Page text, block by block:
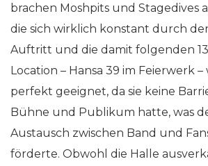
brachen Moshpits und Stagedives
die sich wirklich konstant durch
Auftritt und die damit folgenden 13
Location – Hansa 39 im Feierwerk
perfekt geeignet, da sie keine
Bühne und Publikum hatte, was
Austausch zwischen Band und
förderte. Obwohl die Halle